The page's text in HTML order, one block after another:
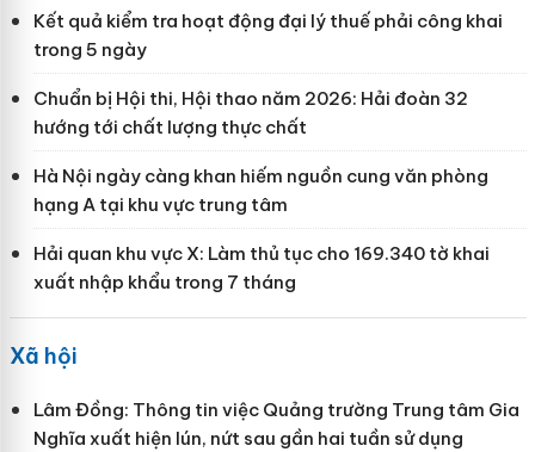
Kết quả kiểm tra hoạt động đại lý thuế phải công khai
trong 5 ngày
Chuẩn bị Hội thi, Hội thao năm 2026: Hải đoàn 32
hướng tới chất lượng thực chất
Hà Nội ngày càng khan hiếm nguồn cung văn phòng
hạng A tại khu vực trung tâm
Hải quan khu vực X: Làm thủ tục cho 169.340 tờ khai
xuất nhập khẩu trong 7 tháng
Xã hội
Lâm Đồng: Thông tin việc Quảng trường Trung tâm Gia
Nghĩa xuất hiện lún, nứt sau gần hai tuần sử dụng